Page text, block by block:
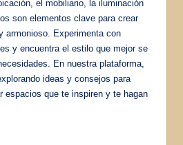
el mobiliario, la iluminación
son elementos clave para crear
armonioso. Experimenta con
y encuentra el estilo que mejor se
En nuestra plataforma,
ideas y consejos para
espacios que te inspiren y te hagan